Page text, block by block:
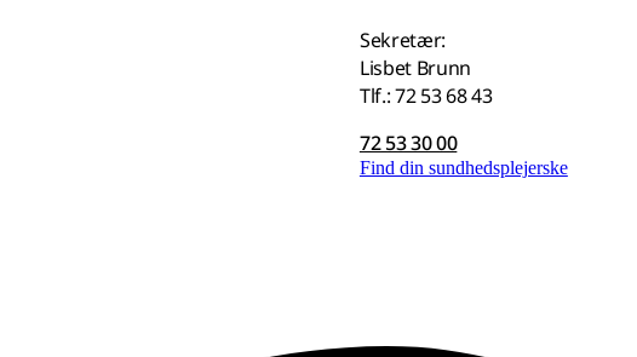
Sekretær:
Lisbet Brunn
Tlf.: 72 53 68 43
72 53 30 00
Find din sundhedsplejerske